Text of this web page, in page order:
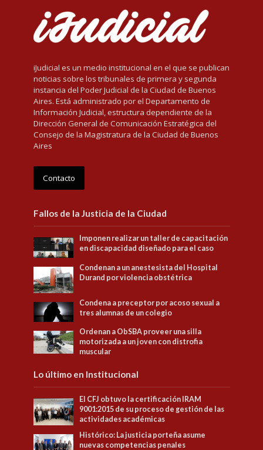
iJudicial es un medio institucional en el que se publican
noticias sobre los tribunales de primera y segunda
instancia del Poder Judicial de la Ciudad de Buenos
Aires. Está administrado por el Departamento de
Información Judicial, estructura dependiente de la
Dirección General de Comunicación Estratégica del
Consejo de la Magistratura de la Ciudad de Buenos
Aires
Contacto
Fallos de la Justicia de la Ciudad
Imponen realizar un taller de capacitación
en discapacidad diseñado para el caso
Condenan a un anestesista del Hospital
Durand por violencia obstétrica
Condena a preceptor por acoso sexual a
tres alumnas de un colegio
Ordenan a ObSBA proveer una silla
motorizada a un joven con distrofia
muscular
Lo último en Institucional
El CFJ obtuvo la certificación IRAM
9001:2015 de su proceso de gestión de las
actividades académicas
Histórico: La justicia porteña asume
nuevas competencias penales